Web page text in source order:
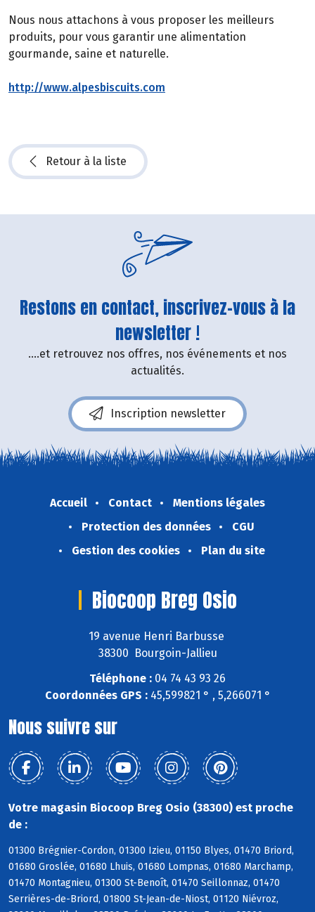
Nous nous attachons à vous proposer les meilleurs
produits, pour vous garantir une alimentation
gourmande, saine et naturelle.
http://www.alpesbiscuits.com
Retour à la liste
Restons en contact, inscrivez-vous à la
newsletter !
....et retrouvez nos offres, nos événements et nos
actualités.
Inscription newsletter
Accueil Contact
Mentions légales
Protection des données
CGU
Gestion des cookies
Plan du site
Biocoop Breg Osio
19 avenue Henri Barbusse
38300 Bourgoin-Jallieu
Téléphone : 04 74 43 93 26
Coordonnées GPS :45,599821 ° , 5,266071 °
Nous suivre sur
Votre magasin Biocoop Breg Osio (38300) est proche
de :
01300 Brégnier-Cordon, 01300 Izieu, 01150 Blyes, 01470 Briord,
01680 Groslée, 01680 Lhuis, 01680 Lompnas, 01680 Marchamp,
01470 Montagnieu, 01300 St-Benoît, 01470 Seillonnaz, 01470
Serrières-de-Briord, 01800 St-Jean-de-Niost, 01120 Niévroz,